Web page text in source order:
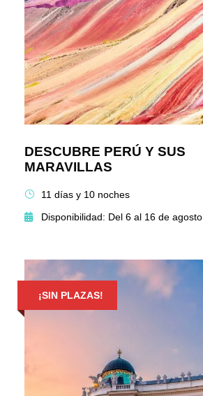
DESCUBRE PERÚ Y SUS
MARAVILLAS
11 días y 10 noches
Disponibilidad: Del 6 al 16 de agosto
¡SIN PLAZAS!